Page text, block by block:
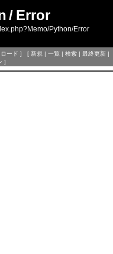
/ Error
Python/Error
ロード ] [ 新規 | 一覧 | 検索 | 最終更新 |
]